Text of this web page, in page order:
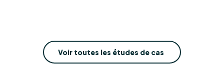
Voir toutes les études de cas